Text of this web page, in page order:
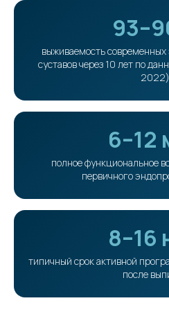
выживаемость
суставов через 10 лет по
2022)
6–12
полное функциональное
первичного
8–16
типичный срок активной
после